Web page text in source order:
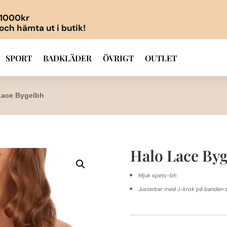
hämta ut i butik!
SPORT BADKLÄDER ÖVRIGT OUTLET
Bygelbh
Halo Lace
Mjuk spets-bh
Justerbar med J-krok på banden